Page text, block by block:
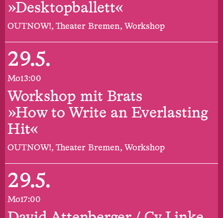
»Desktopballett«
OUTNOW!, Theater Bremen, Workshop
29.5.
Mo13:00
Workshop mit Brats
»How to Write an Everlasting
Hit«
OUTNOW!, Theater Bremen, Workshop
29.5.
Mo17:00